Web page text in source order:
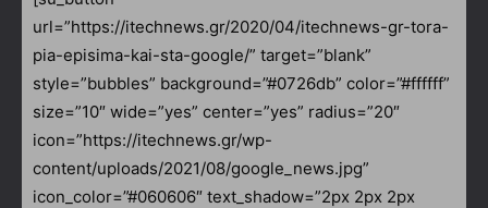
url=”https://itechnews.gr/2020/04/itechnews-gr-tora-
pia-episima-kai-sta-google/” target=”blank”
style=”bubbles” background=”#0726db” color=”#ffffff”
size=”10″ wide=”yes” center=”yes” radius=”20″
icon=”https://itechnews.gr/wp-
content/uploads/2021/08/google_news.jpg”
icon_color=”#060606″ text_shadow=”2px 2px 2px